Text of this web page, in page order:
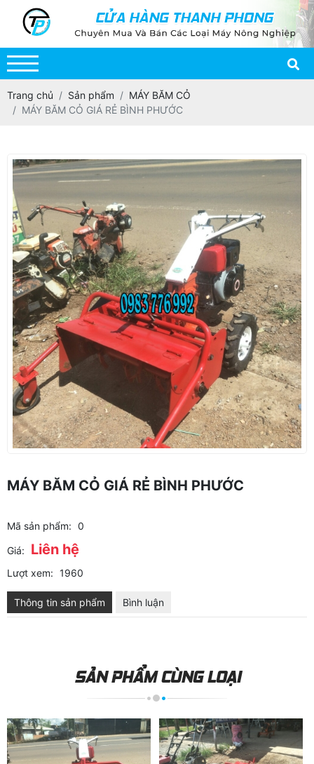
Trang chủ Sản phẩm
MÁY BĂM CỎ
MÁY BĂM CỎ GIÁ RẺ BÌNH PHƯỚC
MÁY BĂM CỎ GIÁ RẺ BÌNH PHƯỚC
Mã sản phẩm: 0
Giá: Liên hệ
Lượt xem: 1960
Thông tin sản phẩm Bình luận
SẢN PHẨM CÙNG LOẠI